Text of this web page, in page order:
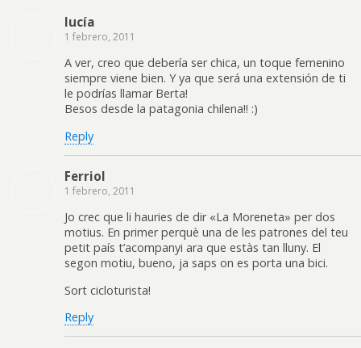
lucía
1 febrero, 2011
A ver, creo que debería ser chica, un toque femenino
siempre viene bien. Y ya que será una extensión de ti
le podrías llamar Berta!
Besos desde la patagonia chilena!! :)
Reply
Ferriol
1 febrero, 2011
Jo crec que li hauries de dir «La Moreneta» per dos
motius. En primer perquè una de les patrones del teu
petit país t’acompanyi ara que estàs tan lluny. El
segon motiu, bueno, ja saps on es porta una bici.
Sort cicloturista!
Reply